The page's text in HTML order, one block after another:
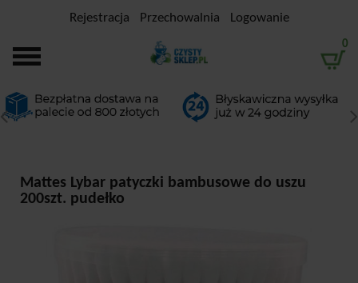
Rejestracja Przechowalnia Logowanie
0
Mattes Lybar patyczki bambusowe do uszu
200szt. pudełko